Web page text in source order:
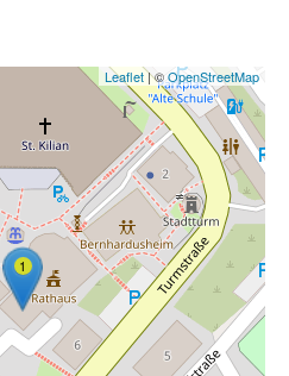
1
Leaflet| ©OpenStreetMap